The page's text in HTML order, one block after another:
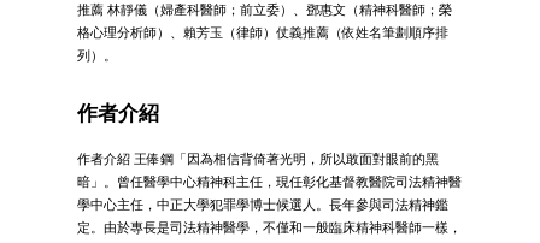
推薦 林靜儀（婦產科醫師；前立委）、鄧惠文（精神科醫師；榮
格心理分析師）、賴芳玉（律師）仗義推薦（依姓名筆劃順序排
列）。
作者介紹
作者介紹 王俸鋼「因為相信背倚著光明，所以敢面對眼前的黑
暗」。曾任醫學中心精神科主任，現任彰化基督教醫院司法精神醫
學中心主任，中正大學犯罪學博士候選人。長年參與司法精神鑑
定。由於專長是司法精神醫學，不僅和一般臨床精神科醫師一樣，